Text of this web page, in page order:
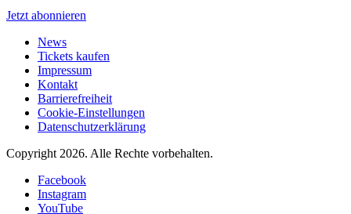
Jetzt abonnieren
News
Tickets kaufen
Impressum
Kontakt
Barrierefreiheit
Cookie-Einstellungen
Datenschutzerklärung
Copyright 2026. Alle Rechte vorbehalten.
Facebook
Instagram
YouTube